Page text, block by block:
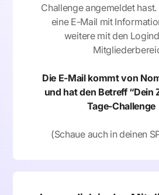
Challenge angemeldet
eine E-Mail mit
weitere mit den
Die E-Mail kommt von
und hat den Betreff “Dein
Tage-Challenge
(Schaue auch in deinen